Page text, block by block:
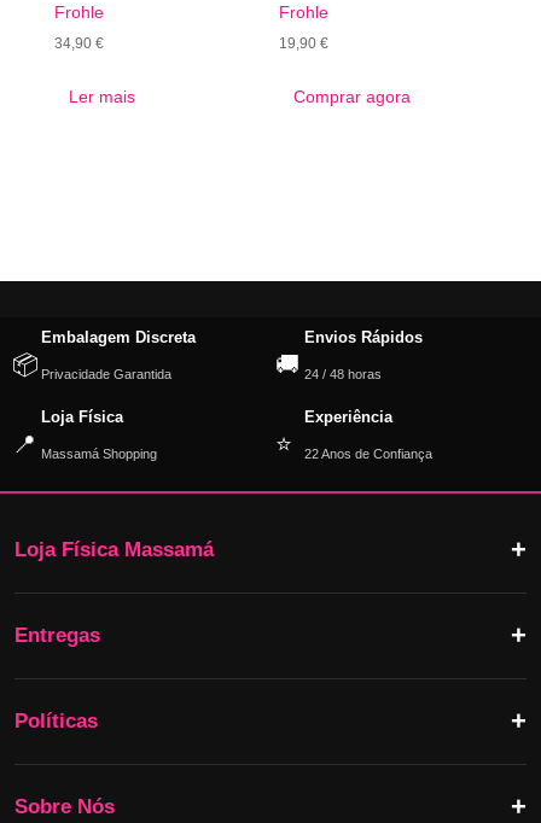
Frohle
34,90 €
Ler mais
Frohle
19,90€
Comprar agora
📦
Embalagem Discreta
Privacidade Garantida 🚚
Envios Rápidos
24 / 48 horas
📍
Loja Física
Massamá Shopping ⭐
Experiência
22 Anos de Confiança
Loja Física Massamá
Entregas
Políticas
Sobre Nós